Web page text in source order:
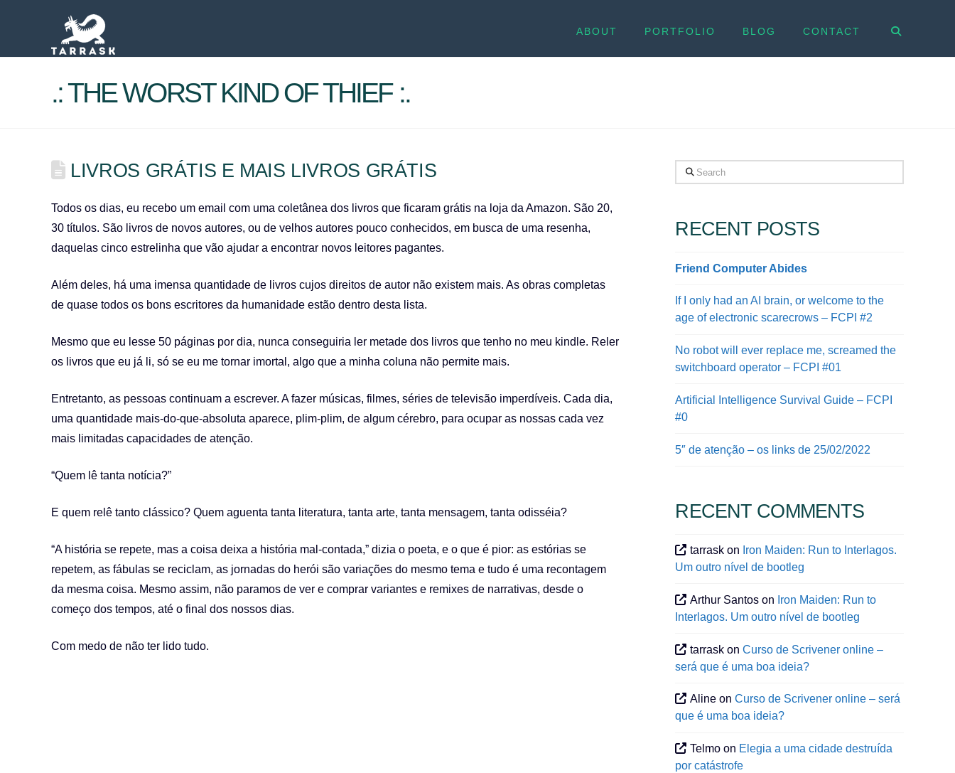
ABOUT PORTFOLIO BLOG CONTACT
.: THE WORST KIND OF THIEF :.
LIVROS GRÁTIS E MAIS LIVROS GRÁTIS
Todos os dias, eu recebo um email com uma coletânea dos livros que ficaram grátis na loja da Amazon. São 20,
30 títulos. São livros de novos autores, ou de velhos autores pouco conhecidos, em busca de uma resenha,
daquelas cinco estrelinha que vão ajudar a encontrar novos leitores pagantes.
Além deles, há uma imensa quantidade de livros cujos direitos de autor não existem mais. As obras completas
de quase todos os bons escritores da humanidade estão dentro desta lista.
Mesmo que eu lesse 50 páginas por dia, nunca conseguiria ler metade dos livros que tenho no meu kindle. Reler
os livros que eu já li, só se eu me tornar imortal, algo que a minha coluna não permite mais.
Entretanto, as pessoas continuam a escrever. A fazer músicas, filmes, séries de televisão imperdíveis. Cada dia,
uma quantidade mais-do-que-absoluta aparece, plim-plim, de algum cérebro, para ocupar as nossas cada vez
mais limitadas capacidades de atenção.
“Quem lê tanta notícia?”
E quem relê tanto clássico? Quem aguenta tanta literatura, tanta arte, tanta mensagem, tanta odisséia?
“A história se repete, mas a coisa deixa a história mal-contada,” dizia o poeta, e o que é pior: as estórias se
repetem, as fábulas se reciclam, as jornadas do herói são variações do mesmo tema e tudo é uma recontagem
da mesma coisa. Mesmo assim, não paramos de ver e comprar variantes e remixes de narrativas, desde o
começo dos tempos, até o final dos nossos dias.
Com medo de não ter lido tudo.
Search
RECENT POSTS
Friend Computer Abides
If I only had an AI brain, or welcome to the
age of electronic scarecrows – FCPI #2
No robot will ever replace me, screamed the
switchboard operator – FCPI #01
Artificial Intelligence Survival Guide – FCPI
#0
5″ de atenção – os links de 25/02/2022
RECENT COMMENTS
tarrask on Iron Maiden: Run to Interlagos.
Um outro nível de bootleg
Arthur Santos on Iron Maiden: Run to
Interlagos. Um outro nível de bootleg
tarrask onCurso de Scrivener online –
será que é uma boa ideia?
Aline onCurso de Scrivener online – será
que é uma boa ideia?
Telmo on Elegia a uma cidade destruída
por catástrofe